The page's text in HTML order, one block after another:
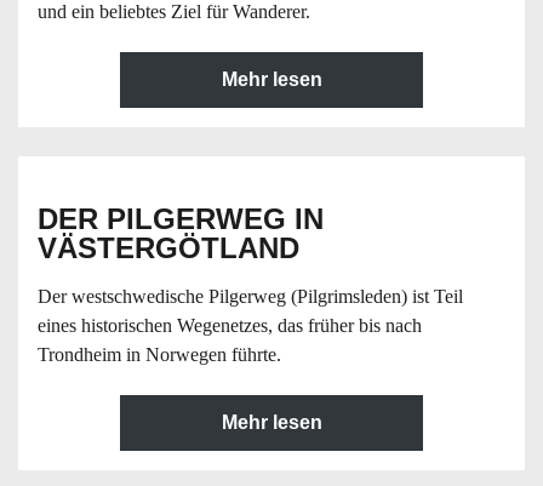
und ein beliebtes Ziel für Wanderer.
Mehr lesen
DER PILGERWEG IN
VÄSTERGÖTLAND
Der westschwedische Pilgerweg (Pilgrimsleden) ist Teil
eines historischen Wegenetzes, das früher bis nach
Trondheim in Norwegen führte.
Mehr lesen